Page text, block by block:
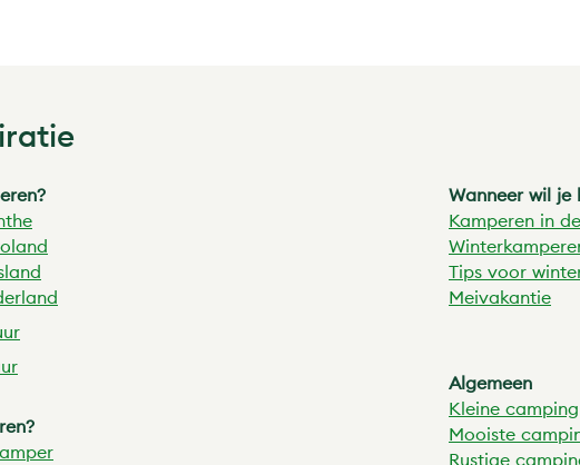
Wanneer wil je
Kamperen in
Tips voor
Meivakantie
Algemeen
Kleine camping
Mooiste
Rustige